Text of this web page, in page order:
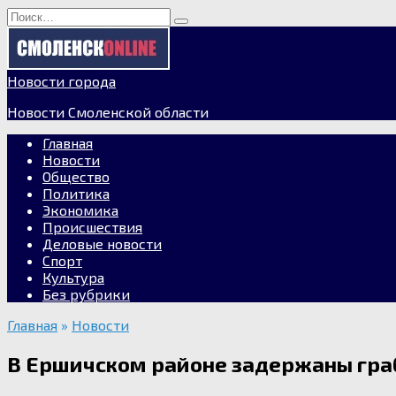
Перейти
к
содержанию
Search
for:
Новости города
Новости Смоленской области
Главная
Новости
Общество
Политика
Экономика
Происшествия
Деловые новости
Спорт
Культура
Без рубрики
Главная » Новости
В Ершичском районе задержаны